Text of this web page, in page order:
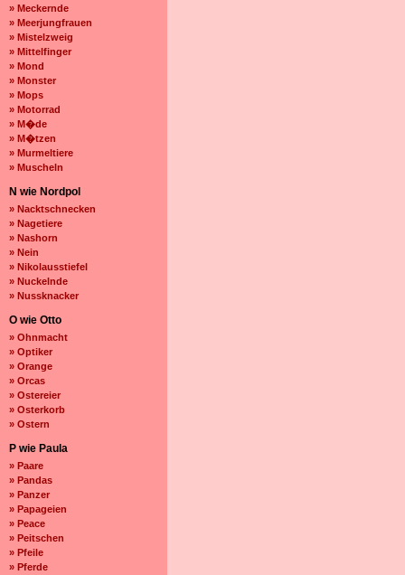
» Meckernde
» Meerjungfrauen
» Mistelzweig
» Mittelfinger
» Mond
» Monster
» Mops
» Motorrad
» M�de
» M�tzen
» Murmeltiere
» Muscheln
N wie Nordpol
» Nacktschnecken
» Nagetiere
» Nashorn
» Nein
» Nikolausstiefel
» Nuckelnde
» Nussknacker
O wie Otto
» Ohnmacht
» Optiker
» Orange
» Orcas
» Ostereier
» Osterkorb
» Ostern
P wie Paula
» Paare
» Pandas
» Panzer
» Papageien
» Peace
» Peitschen
» Pfeile
» Pferde